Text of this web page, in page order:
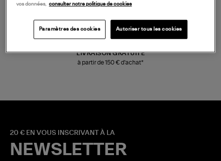
LIVRAISON GRATUITE
à partir de 150 € d'achat*
20 € EN VOUS INSCRIVANT À LA
NEWSLETTER
vos données,
consulter notre politique de cookies
Paramètres des cookies Autoriser tous les cookies